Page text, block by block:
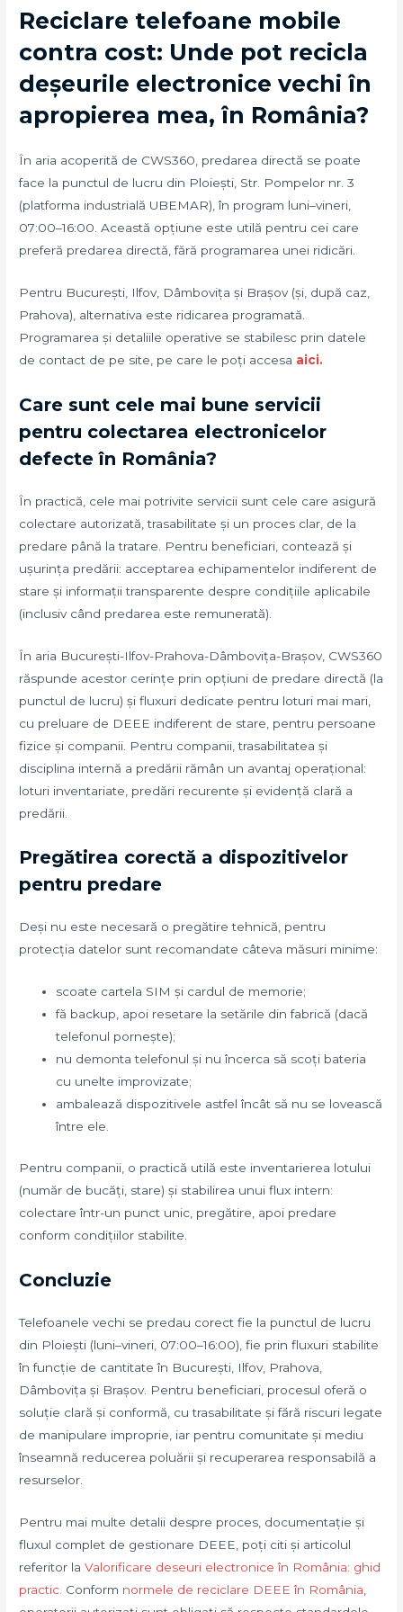
Reciclare telefoane mobile
contra cost: Unde pot recicla
deșeurile electronice vechi în
apropierea mea, în România?
În aria acoperită de CWS360, predarea directă se poate
face la punctul de lucru din Ploiești, Str. Pompelor nr. 3
(platforma industrială UBEMAR), în program luni–vineri,
07:00–16:00. Această opțiune este utilă pentru cei care
preferă predarea directă, fără programarea unei ridicări.
Pentru București, Ilfov, Dâmbovița și Brașov (și, după caz,
Prahova), alternativa este ridicarea programată.
Programarea și detaliile operative se stabilesc prin datele
de contact de pe site, pe care le poți accesa aici.
Care sunt cele mai bune servicii
pentru colectarea electronicelor
defecte în România?
În practică, cele mai potrivite servicii sunt cele care asigură
colectare autorizată, trasabilitate și un proces clar, de la
predare până la tratare. Pentru beneficiari, contează și
ușurința predării: acceptarea echipamentelor indiferent de
stare și informații transparente despre condițiile aplicabile
(inclusiv când predarea este remunerată).
În aria București-Ilfov-Prahova-Dâmbovița-Brașov, CWS360
răspunde acestor cerințe prin opțiuni de predare directă (la
punctul de lucru) și fluxuri dedicate pentru loturi mai mari,
cu preluare de DEEE indiferent de stare, pentru persoane
fizice și companii. Pentru companii, trasabilitatea și
disciplina internă a predării rămân un avantaj operațional:
loturi inventariate, predări recurente și evidență clară a
predării.
Pregătirea corectă a dispozitivelor
pentru predare
Deși nu este necesară o pregătire tehnică, pentru
protecția datelor sunt recomandate câteva măsuri minime:
scoate cartela SIM și cardul de memorie;
fă backup, apoi resetare la setările din fabrică (dacă
telefonul pornește);
nu demonta telefonul și nu încerca să scoți bateria
cu unelte improvizate;
ambalează dispozitivele astfel încât să nu se lovească
între ele.
Pentru companii, o practică utilă este inventarierea lotului
(număr de bucăți, stare) și stabilirea unui flux intern:
colectare într-un punct unic, pregătire, apoi predare
conform condițiilor stabilite.
Concluzie
Telefoanele vechi se predau corect fie la punctul de lucru
din Ploiești (luni–vineri, 07:00–16:00), fie prin fluxuri stabilite
în funcție de cantitate în București, Ilfov, Prahova,
Dâmbovița și Brașov. Pentru beneficiari, procesul oferă o
soluție clară și conformă, cu trasabilitate și fără riscuri legate
de manipulare improprie, iar pentru comunitate și mediu
înseamnă reducerea poluării și recuperarea responsabilă a
resurselor.
Pentru mai multe detalii despre proces, documentație și
fluxul complet de gestionare DEEE, poți citi și articolul
referitor laValorificare deseuri electronice în România: ghid
practic. Conform normele de reciclare DEEE în România